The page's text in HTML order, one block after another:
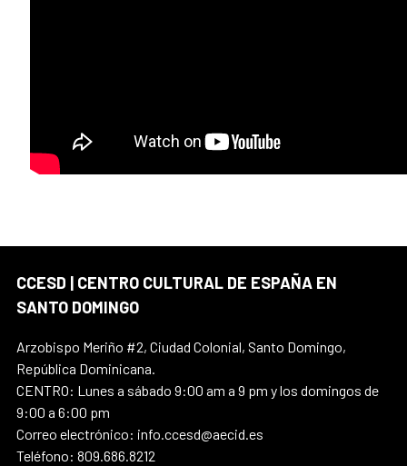
CCESD | CENTRO CULTURAL DE ESPAÑA EN
SANTO DOMINGO
Arzobispo Meriño #2, Ciudad Colonial, Santo Domingo,
República Dominicana.
CENTRO: Lunes a sábado 9:00 am a 9 pm y los domingos de
9:00 a 6:00 pm
Correo electrónico: info.ccesd@aecid.es
Teléfono: 809.686.8212